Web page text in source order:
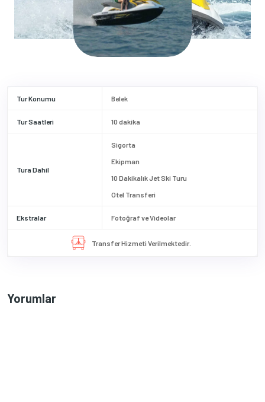
Tur Konumu Belek
Tur Saatleri 10 dakika
Tura Dahil
Sigorta
Ekipman
10 Dakikalık Jet Ski Turu
Otel Transferi
Ekstralar Fotoğraf ve Videolar
Transfer Hizmeti Verilmektedir.
Yorumlar